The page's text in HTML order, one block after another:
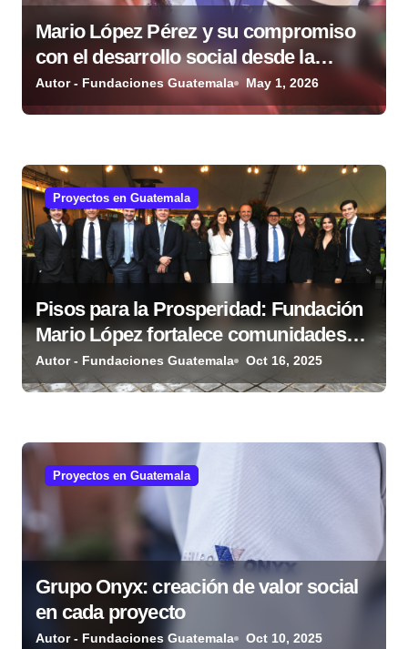
n
r
d
a
s
Mario López Pérez y su compromiso
con el desarrollo social desde la
Fundación Mario López Estrada
Autor - Fundaciones Guatemala May 1, 2026
Proyectos en Guatemala
Pisos para la Prosperidad: Fundación
Mario López fortalece comunidades
guatemaltecas
Autor - Fundaciones Guatemala Oct 16, 2025
Proyectos en Guatemala
Grupo Onyx: creación de valor social
en cada proyecto
Autor - Fundaciones Guatemala Oct 10, 2025